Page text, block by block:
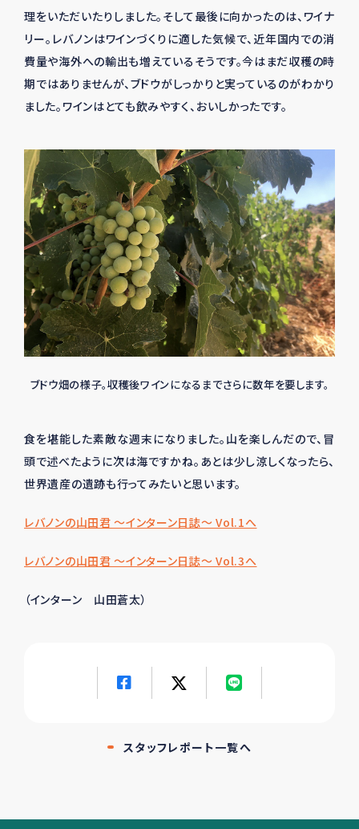
理をいただいたりしました。そして最後に向かったのは、ワイナ
リー。レバノンはワインづくりに適した気候で、近年国内での消
費量や海外への輸出も増えているそうです。今はまだ収穫の時
期ではありませんが、ブドウがしっかりと実っているのがわかり
ました。ワインはとても飲みやすく、おいしかったです。
ブドウ畑の様子。収穫後ワインになるまでさらに数年を要します。
食を堪能した素敵な週末になりました。山を楽しんだので、冒
頭で述べたように次は海ですかね。あとは少し涼しくなったら、
世界遺産の遺跡も行ってみたいと思います。
レバノンの山田君 ～インターン日誌～ Vol.1へ
レバノンの山田君 ～インターン日誌～ Vol.3へ
（インターン 山田蒼太）
スタッフレポート一覧へ